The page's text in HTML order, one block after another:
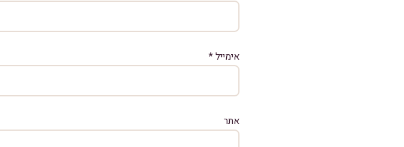
אימייל*
אתר